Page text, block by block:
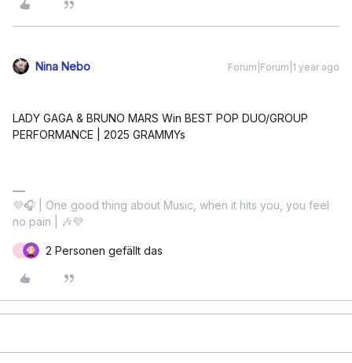
Nina Nebo Forum|Forum|1 year ago
LADY GAGA & BRUNO MARS Win BEST POP DUO/GROUP
PERFORMANCE | 2025 GRAMMYs
💜🎧 | One good thing about Music, when it hits you, you feel
no pain | 🎶💜
O 2 Personen gefällt das